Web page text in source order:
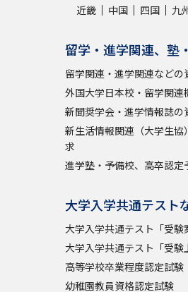
近畿
中国 四国 九
留学・進学関連、塾
留学関連・進学関連などの
外国大学日本校・留学関連
新聞奨学会・進学情報誌の
新生活情報関連（大学生
求
進学塾・予備校、高卒認定
大学入学共通テスト
大学入学共通テスト「受験
大学入学共通テスト「受験
高等学校卒業程度認定試験
幼稚園教員資格認定試験